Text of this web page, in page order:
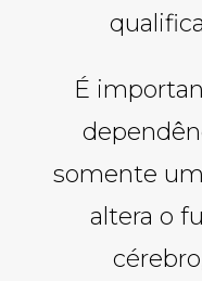
É
somente
altera o